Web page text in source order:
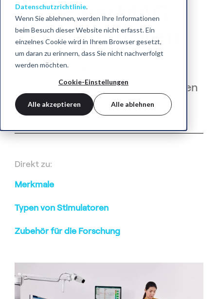
Datenschutzrichtlinie.
Wenn Sie ablehnen, werden Ihre Informationen
beim Besuch dieser Website nicht erfasst. Ein
einzelnes Cookie wird in Ihrem Browser gesetzt,
um daran zu erinnern, dass Sie nicht nachverfolgt
werden möchten.
Cookie-Einstellungen
Alle akzeptieren Alle ablehnen
PowerMAG
Stimulatoren
für die Forschung zu den
Auswirkungen der transkraniellen
Magnetstimulation (TMS)
Direkt zu:
Merkmale
Typen von Stimulatoren
Zubehör für die Forschung